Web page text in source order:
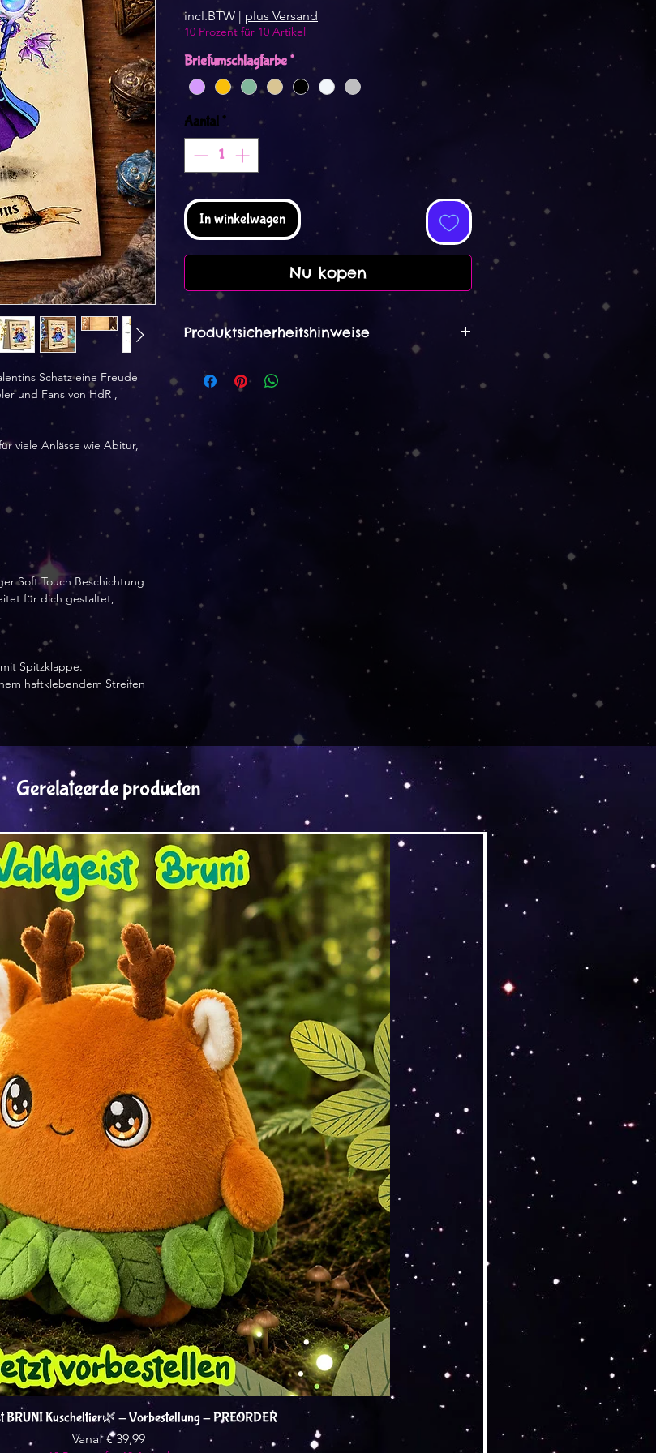
Schatz eine Freude
und Fans von HdR ,
viele Anlässe wie Abitur,
Soft Touch Beschichtung
für dich gestaltet,
Spitzklappe.
haftklebendem Streifen
incl.BTW | plus Versand
10 Prozent für 10 Artikel
Briefumschlagfarbe*
Aantal*
In winkelwagen
Nu kopen
Produktsicherheitshinweise
Herstellerangaben:
Dana Peter
Wernsbachstr. 12 a
tinytami [at] web.de
Hinweise :
Besteht aus Karton, daher leicht entflammbar.
Nicht in die Nähe von Feuer
Gerelateerde producten
Snel overzicht
BRUNI Kuscheltier🌿 - Vorbestellung - PREORDER
Vanaf€ 39,99
Verkoopprijs